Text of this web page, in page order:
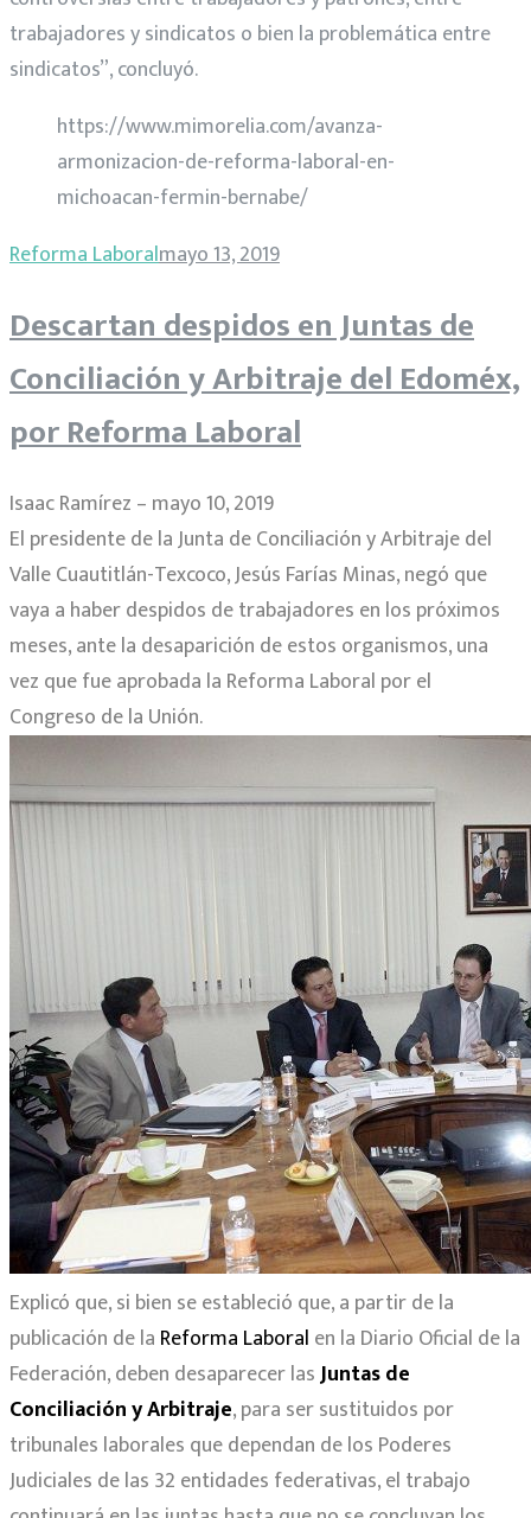
trabajadores y sindicatos o bien la problemática entre
sindicatos”, concluyó.
https://www.mimorelia.com/avanza-
armonizacion-de-reforma-laboral-en-
michoacan-fermin-bernabe/
Reforma Laboralmayo 13, 2019
Descartan despidos en Juntas de
Conciliación y Arbitraje del Edoméx,
por Reforma Laboral
Isaac Ramírez – mayo 10, 2019
El presidente de la Junta de Conciliación y Arbitraje del
Valle Cuautitlán-Texcoco, Jesús Farías Minas, negó que
vaya a haber despidos de trabajadores en los próximos
meses, ante la desaparición de estos organismos, una
vez que fue aprobada la Reforma Laboral por el
Congreso de la Unión.
Explicó que, si bien se estableció que, a partir de la
publicación de la Reforma Laboral en la Diario Oficial de la
Federación, deben desaparecer lasJuntas de
Conciliación y Arbitraje, para ser sustituidos por
tribunales laborales que dependan de los Poderes
Judiciales de las 32 entidades federativas, el trabajo